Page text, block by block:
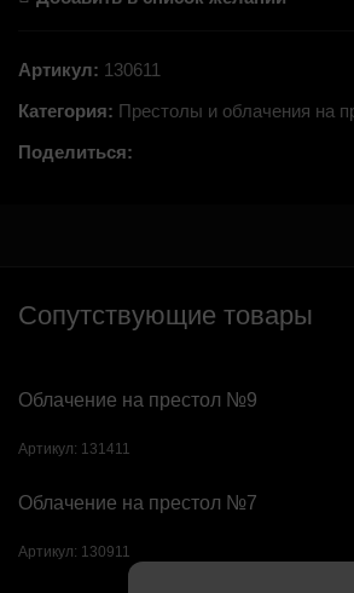
Артикул: 130611
Категория: Престолы и облачения на
Поделиться:
Сопутствующие товары
Облачение на престол №9
Артикул: 131411
Облачение на престол №7
Артикул: 130911